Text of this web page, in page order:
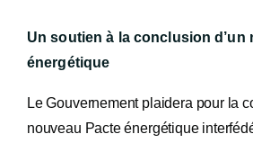
Un soutien à la conclusion d’un
énergétique
Le Gouvernement plaidera pour la
nouveau Pacte énergétique